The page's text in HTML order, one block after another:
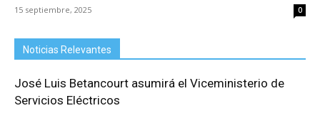
15 septiembre, 2025 0
Noticias Relevantes
José Luis Betancourt asumirá el Viceministerio de
Servicios Eléctricos